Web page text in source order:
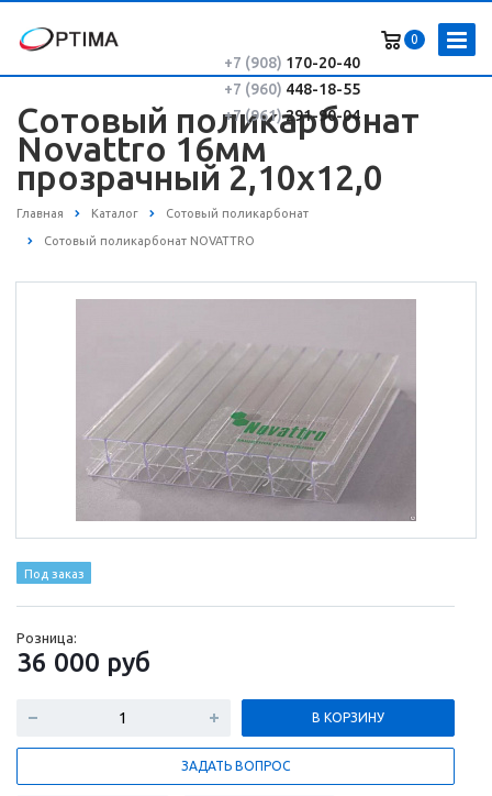
0
+7 (908) 170-20-40
+7 (960) 448-18-55
+7 (961)291-90-04
Сотовый поликарбонат
Novattro 16мм
прозрачный 2,10х12,0
Главная Каталог Сотовый поликарбонат
Сотовый поликарбонат NOVATTRO
Под заказ
Розница:
36 000 руб
В КОРЗИНУ
ЗАДАТЬ ВОПРОС